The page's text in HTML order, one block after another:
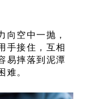
向空中一抛，
手接住，互相
易摔落到泥潭
难。